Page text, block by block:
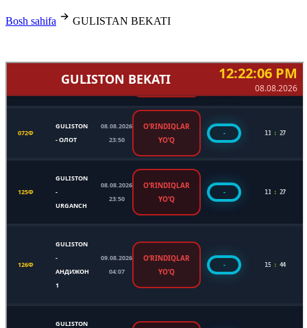
Bosh sahifa GULISTAN BEKATI